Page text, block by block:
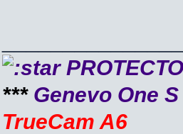
***Genevo One
TrueCam A6